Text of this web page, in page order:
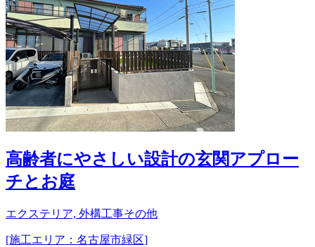
高齢者にやさしい設計の玄関アプロー
チとお庭
エクステリア, 外構工事その他
[施工エリア：名古屋市緑区]